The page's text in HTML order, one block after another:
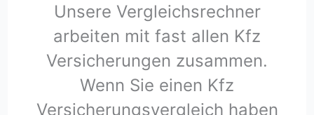
Unsere Vergleichsrechner
arbeiten mit fast allen Kfz
Versicherungen zusammen.
Wenn Sie einen Kfz
Versicherungsvergleich haben